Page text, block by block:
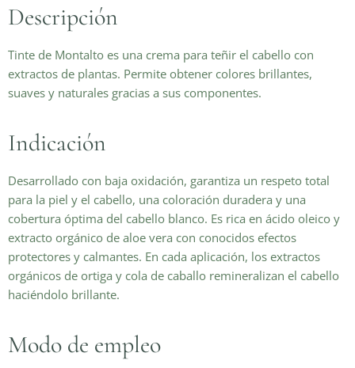
Descripción
Tinte de Montalto es una crema para teñir el cabello con
extractos de plantas. Permite obtener colores brillantes,
suaves y naturales gracias a sus componentes.
Indicación
Desarrollado con baja oxidación, garantiza un respeto total
para la piel y el cabello, una coloración duradera y una
cobertura óptima del cabello blanco. Es rica en ácido oleico y
extracto orgánico de aloe vera con conocidos efectos
protectores y calmantes. En cada aplicación, los extractos
orgánicos de ortiga y cola de caballo remineralizan el cabello
haciéndolo brillante.
Modo de empleo